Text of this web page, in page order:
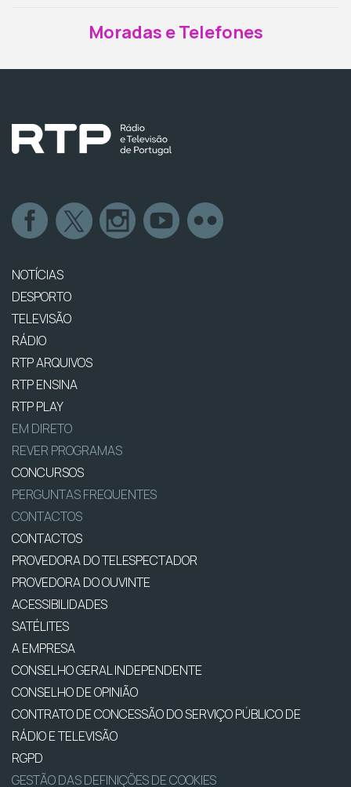
Moradas e Telefones
NOTÍCIAS
DESPORTO
TELEVISÃO
RÁDIO
RTP ARQUIVOS
RTP ENSINA
RTP PLAY
EM DIRETO
REVER PROGRAMAS
CONCURSOS
PERGUNTAS FREQUENTES
CONTACTOS
CONTACTOS
PROVEDORA DO TELESPECTADOR
PROVEDORA DO OUVINTE
ACESSIBILIDADES
SATÉLITES
A EMPRESA
CONSELHO GERAL INDEPENDENTE
CONSELHO DE OPINIÃO
CONTRATO DE CONCESSÃO DO SERVIÇO PÚBLICO DE
RÁDIO E TELEVISÃO
RGPD
GESTÃO DAS DEFINIÇÕES DE COOKIES